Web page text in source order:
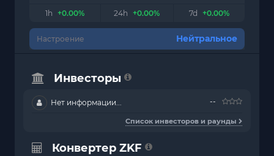
1h +0.00% 24h +0.00% 7d +0.00%
Настроение Нейтральное
Инвесторы
Нет информации... --
Список инвесторов и раунды
Конвертер ZKF